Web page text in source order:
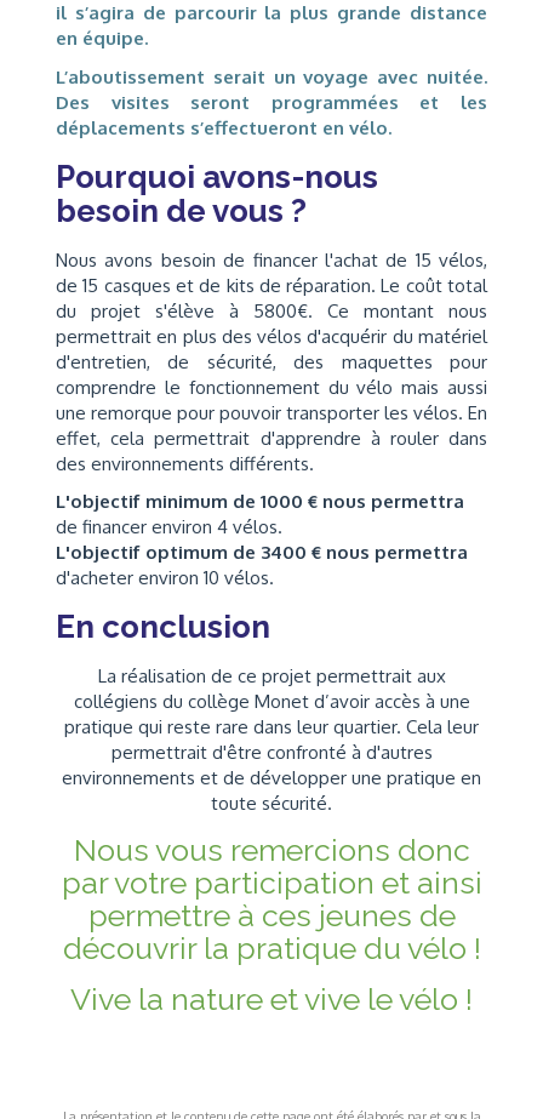
il s’agira de parcourir la plus grande distance
en équipe.
L’aboutissement serait un voyage avec nuitée.
Des visites seront programmées et les
déplacements s’effectueront en vélo.
Pourquoi avons-nous
besoin de vous ?
Nous avons besoin de financer l'achat de 15 vélos,
de 15 casques et de kits de réparation. Le coût total
du projet s'élève à 5800€. Ce montant nous
permettrait en plus des vélos d'acquérir du matériel
d'entretien, de sécurité, des maquettes pour
comprendre le fonctionnement du vélo mais aussi
une remorque pour pouvoir transporter les vélos. En
effet, cela permettrait d'apprendre à rouler dans
des environnements différents.
L'objectif minimum de 1000 € nous permettra
de financer environ 4 vélos.
L'objectif optimum de 3400 € nous permettra
d'acheter environ 10 vélos.
En conclusion
La réalisation de ce projet permettrait aux
collégiens du collège Monet d’avoir accès à une
pratique qui reste rare dans leur quartier. Cela leur
permettrait d'être confronté à d'autres
environnements et de développer une pratique en
toute sécurité.
Nous vous remercions donc
par votre participation et ainsi
permettre à ces jeunes de
découvrir la pratique du vélo !
Vive la nature et vive le vélo !